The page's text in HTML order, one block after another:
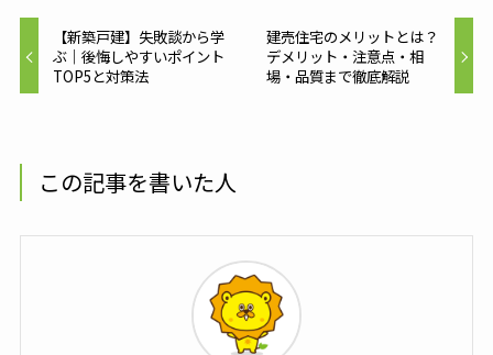
【新築戸建】失敗談から学
ぶ｜後悔しやすいポイント
TOP5と対策法
建売住宅のメリットとは？
デメリット・注意点・相
場・品質まで徹底解説
この記事を書いた人